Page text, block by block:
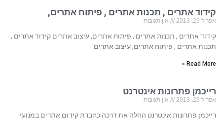
קידוד אתרים , תכנות אתרים , פיתוח אתרים,
אפריל 23, 2013 אין תגובות
קידוד אתרים , תכנות אתרים , פיתוח אתרים, עיצוב אתרים קידוד אתרים ,
תכנות אתרים , פיתוח אתרים, עיצוב אתרים
Read More »
רייכמן פתרונות אינטרנט
אפריל 23, 2013 אין תגובות
רייכמן פתרונות אינטרנט החלה את דרכה כחברת קידום אתרים במנועי